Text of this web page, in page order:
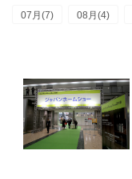
07月(7) 08月(4)